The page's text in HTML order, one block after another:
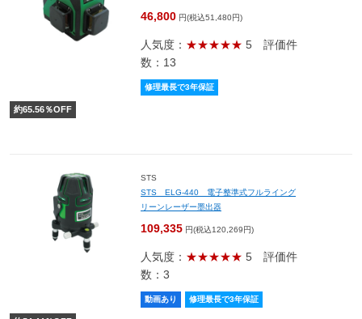
46,800 円(税込51,480円)
人気度： ★★★★★ 5 評価件
数：13
修理最長で3年保証
約65.56％OFF
STS
STS ELG-440 電子整準式フルライング
リーンレーザー墨出器
109,335 円(税込120,269円)
人気度： ★★★★★ 5 評価件
数：3
動画あり 修理最長で3年保証